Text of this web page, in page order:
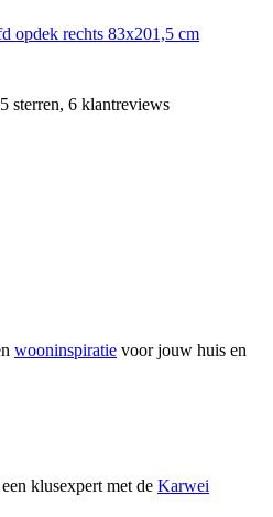
opdek rechts 83x201,5 cm
sterren, 6 klantreviews
wooninspiratie voor jouw huis en
klusexpert met de Karwei